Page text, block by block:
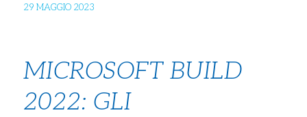
29 MAGGIO 2023
MICROSOFT BUILD
2022: GLI